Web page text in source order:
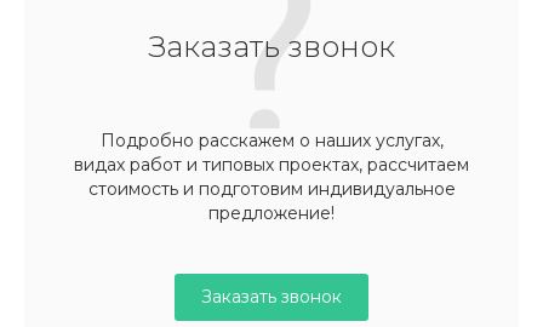
Заказать звонок
Подробно расскажем о наших услугах,
видах работ и типовых проектах, рассчитаем
стоимость и подготовим индивидуальное
предложение!
Заказать звонок